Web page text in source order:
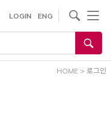
LOGIN ENG
HOME > 로그인